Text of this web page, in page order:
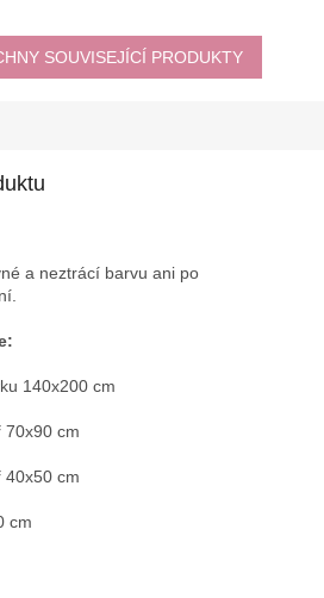
SOUVISEJÍCÍ PRODUKTY
a neztrácí barvu ani po
140x200 cm
70x90 cm
40x50 cm
cm